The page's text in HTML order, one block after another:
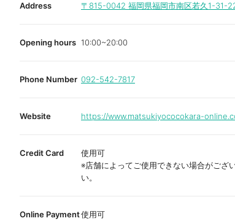
Address 〒815-0042 福岡県福岡市南区若久1-31-
Opening hours 10:00~20:00
Phone Number 092-542-7817
Website https://www.matsukiyococokara-
Credit Card
使用可
※店舗によってご使用できない場合がござ
い。
Online Payment使用可